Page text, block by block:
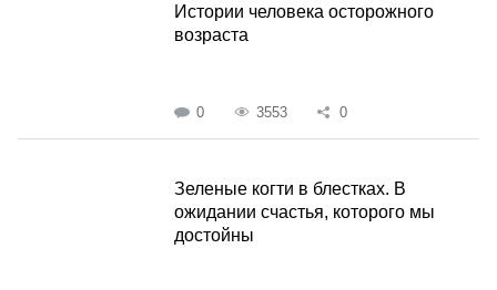
Истории человека осторожного
возраста
0 3553 0
Зеленые когти в блестках. В
ожидании счастья, которого мы
достойны